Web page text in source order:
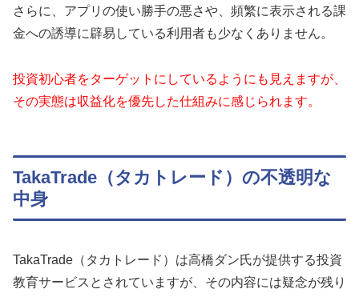
さらに、アプリの使い勝手の悪さや、頻繁に表示される課
金への誘導に辟易している利用者も少なくありません。
投資初心者をターゲットにしているようにも見えますが、
その実態は収益化を優先した仕組みに感じられます。
TakaTrade（タカトレード）の不透明な
中身
TakaTrade（タカトレード）は高橋ダン氏が提供する投資
教育サービスとされていますが、その内容には疑念が残り